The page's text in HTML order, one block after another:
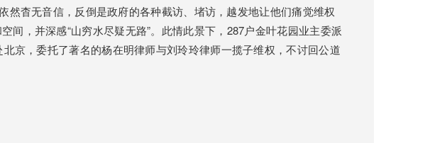
杳无音信，反倒是政府的各种截访、堵访，越发地让他们痛觉维权
间，并深感“山穷水尽疑无路”。此情此景下，287户金叶花园业主委派
京，委托了著名的杨在明律师与刘玲玲律师一揽子维权，不讨回公道